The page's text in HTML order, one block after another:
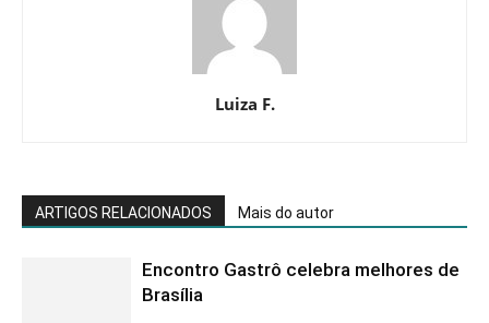
Luiza F.
ARTIGOS RELACIONADOS Mais do autor
Encontro Gastrô celebra melhores de
Brasília